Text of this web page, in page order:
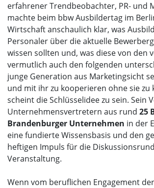
erfahrener Trendbeobachter, PR- und
machte beim bbw Ausbildertag im
Wirtschaft anschaulich klar, was
Personaler über die aktuelle
wissen sollten und, was diese von den
vermutlich auch den folgenden
junge Generation aus Marketingsicht
und mit ihr zu kooperieren ohne sie zu
scheint die Schlüsselidee zu sein. Sein
Unternehmensvertretern aus rund 25
Brandenburger Unternehmen in der
eine fundierte Wissensbasis und den
heftigen Impuls für die
Veranstaltung.
Wenn vom beruflichen Engagement